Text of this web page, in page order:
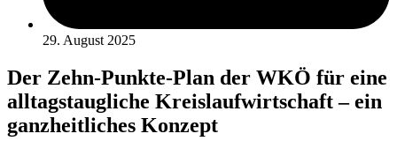
29. August 2025
Der Zehn-Punkte-Plan der WKÖ für eine
alltagstaugliche Kreislaufwirtschaft – ein
ganzheitliches Konzept